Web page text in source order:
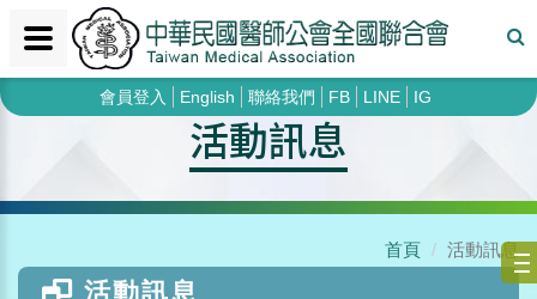
會員登入 English 聯絡我們 FB LINE IG
活動訊息
首頁 活動訊息
活動訊息